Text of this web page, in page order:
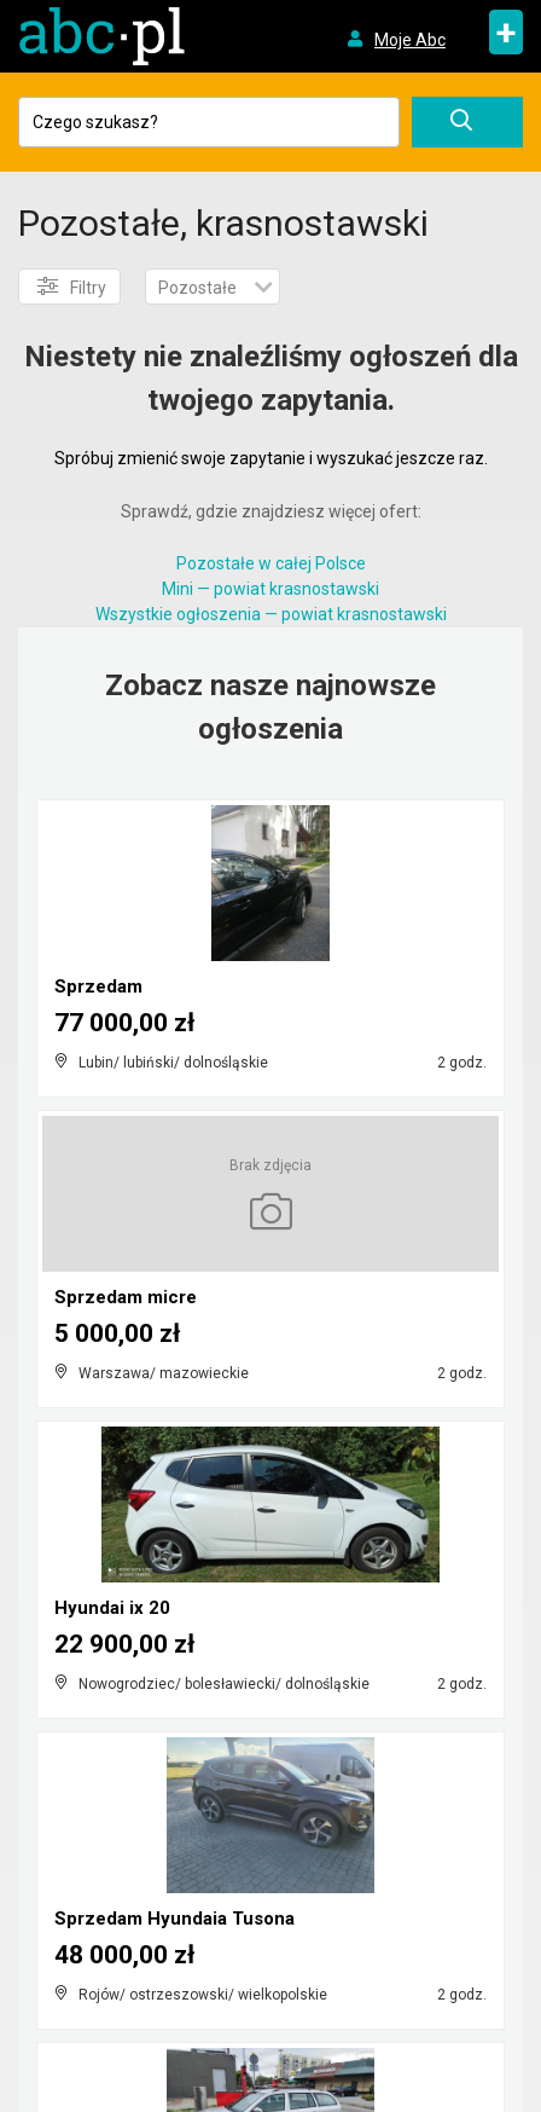
Moje Abc +
Pozostałe, krasnostawski
Filtry Pozostałe
Niestety nie znaleźliśmy ogłoszeń dla
twojego zapytania.
Spróbuj zmienić swoje zapytanie i wyszukać jeszcze raz.
Sprawdź, gdzie znajdziesz więcej ofert:
Pozostałe w całej Polsce
Mini — powiat krasnostawski
Wszystkie ogłoszenia — powiat krasnostawski
Zobacz nasze najnowsze
ogłoszenia
Sprzedam
Lubin/ lubiński/ dolnośląskie 2 godz.
77 000,00 zł
Brak zdjęcia
Sprzedam micre
Warszawa/ mazowieckie 2 godz.
5 000,00 zł
Hyundai ix 20
Nowogrodziec/ bolesławiecki/ dolnośląskie 2 godz.
22 900,00 zł
Sprzedam Hyundaia Tusona
Rojów/ ostrzeszowski/ wielkopolskie 2 godz.
48 000,00 zł